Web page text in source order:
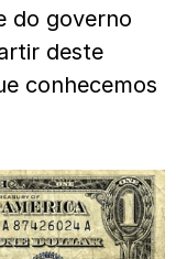
do governo
deste
conhecemos